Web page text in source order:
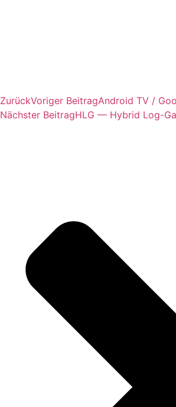
ZurückVoriger BeitragAndroid TV /
Nächster BeitragHLG — Hybrid Log-